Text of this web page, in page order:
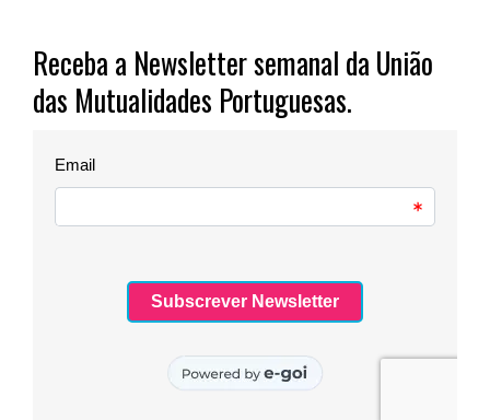
Receba a Newsletter semanal da União
das Mutualidades Portuguesas.